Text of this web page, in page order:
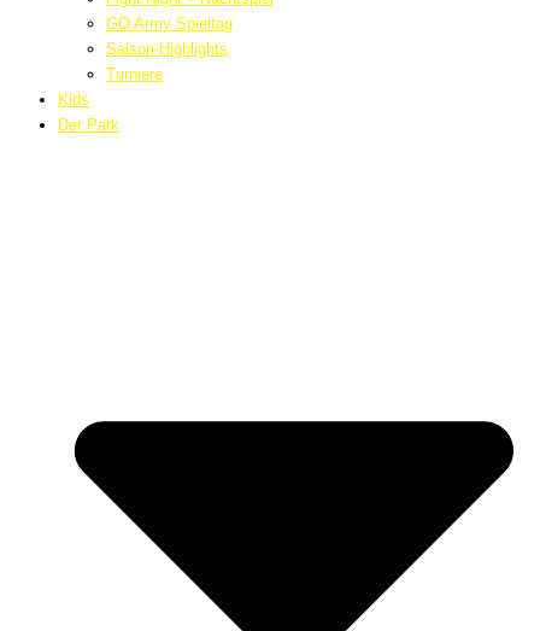
GO Army Spieltag
Saison-Highlights
Turniere
Kids
Der Park